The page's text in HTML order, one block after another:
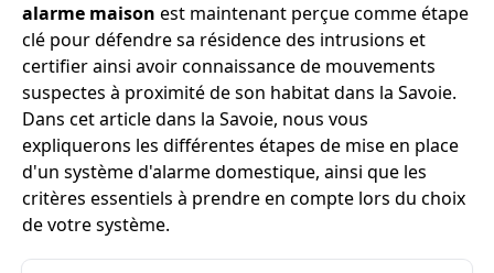
alarme maison est maintenant perçue comme étape
clé pour défendre sa résidence des intrusions et
certifier ainsi avoir connaissance de mouvements
suspectes à proximité de son habitat dans la Savoie.
Dans cet article dans la Savoie, nous vous
expliquerons les différentes étapes de mise en place
d'un système d'alarme domestique, ainsi que les
critères essentiels à prendre en compte lors du choix
de votre système.